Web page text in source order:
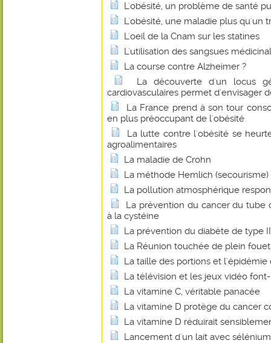
L'obésité, un problème de santé
L'obésité, une maladie plus qu'un
L'oeil de la Cnam sur les statines
L'utilisation des sangsues
La course contre Alzheimer ?
La découverte d'un locus
cardiovasculaires permet d'envisager
La France prend à son tour
en plus préoccupant de l'obésité
La lutte contre l'obésité se
agroalimentaires
La maladie de Crohn
La méthode Hemlich (secourisme)
La pollution atmosphérique
La prévention du cancer du tube
à la cystéine
La prévention du diabète de type
La Réunion touchée de plein
La taille des portions et l'épidémie
La télévision et les jeux vidéo
La vitamine C, véritable panacée
La vitamine D protège du cancer
La vitamine D réduirait
Lancement d'un lait avec